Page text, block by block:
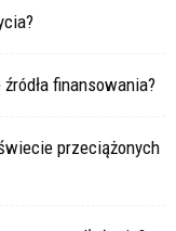
finansowania?
przeciążonych